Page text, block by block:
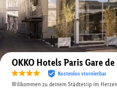
OKKO Hotels Paris Gare
Kostenlos stornierbar
Willkommen zu deinem Städtetrip im